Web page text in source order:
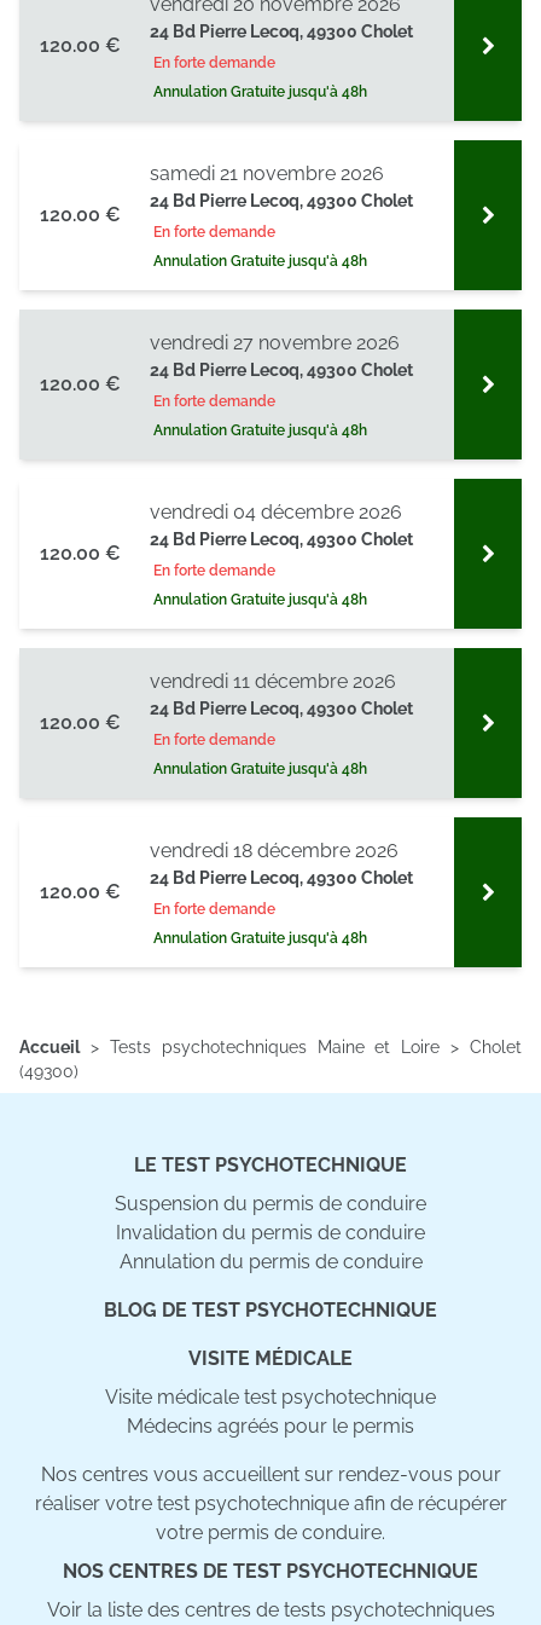
ou qu'ils ont collectées lors de votre utilisation de leurs
services.
120.00 €
24 Bd Pierre Lecoq, 49300 Cholet
En forte demande
Annulation Gratuite jusqu'à 48h
120.00 €
24 Bd Pierre Lecoq, 49300 Cholet
En forte demande
Annulation Gratuite jusqu'à 48h
samedi 21 novembre 2026
120.00 €
24 Bd Pierre Lecoq, 49300 Cholet
En forte demande
Annulation Gratuite jusqu'à 48h
vendredi 27 novembre 2026
120.00 €
24 Bd Pierre Lecoq, 49300 Cholet
En forte demande
Annulation Gratuite jusqu'à 48h
vendredi 04 décembre 2026
120.00 €
24 Bd Pierre Lecoq, 49300 Cholet
En forte demande
Annulation Gratuite jusqu'à 48h
vendredi 11 décembre 2026
120.00 €
24 Bd Pierre Lecoq, 49300 Cholet
En forte demande
Annulation Gratuite jusqu'à 48h
vendredi 18 décembre 2026
Accueil> Tests psychotechniques Maine et Loire > Cholet
(49300)
LE TEST PSYCHOTECHNIQUE
Suspension du permis de conduire
Invalidation du permis de conduire
Annulation du permis de conduire
BLOG DE TEST PSYCHOTECHNIQUE
VISITE MÉDICALE
Visite médicale test psychotechnique
Médecins agréés pour le permis
Nos centres vous accueillent sur rendez-vous pour
réaliser votre test psychotechnique afin de récupérer
votre permis de conduire.
NOS CENTRES DE TEST PSYCHOTECHNIQUE
Voir la liste des centres de tests psychotechniques